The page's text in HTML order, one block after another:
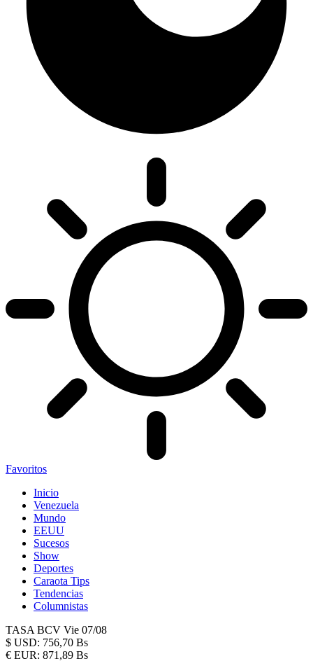
Favoritos
Inicio
Venezuela
Mundo
EEUU
Sucesos
Show
Deportes
Caraota Tips
Tendencias
Columnistas
TASA BCV Vie 07/08
$ USD: 756,70 Bs
€ EUR: 871,89 Bs